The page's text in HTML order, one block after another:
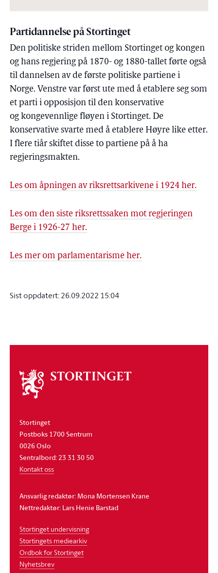
Partidannelse på Stortinget
Den politiske striden mellom Stortinget og kongen
og hans regjering på 1870- og 1880-tallet førte også
til dannelsen av de første politiske partiene i
Norge. Venstre var først ute med å etablere seg som
et parti i opposisjon til den konservative
og kongevennlige fløyen i Stortinget. De
konservative svarte med å etablere Høyre like etter.
I flere tiår skiftet disse to partiene på å ha
regjeringsmakten.
Les om åpningen av riksrettsarkivene i 1924 her.
Les om den siste riksrettssaken mot regjeringen
Berge i 1926-27 her.
Les mer om parlamentarisme her.
Sist oppdatert:26.09.2022 15:04
Om
stortinget
Stortinget
Postboks 1700 Sentrum
0026 Oslo
Sentralbord: 23 31 30 50
Kontakt oss
Ansvarlig redaktør: Mona Mortensen Krane
Nettredaktør: Lars Henie Barstad
Stortinget undervisning
Stortingets mediearkiv
Ordbok for Stortinget
Nyhetsbrev